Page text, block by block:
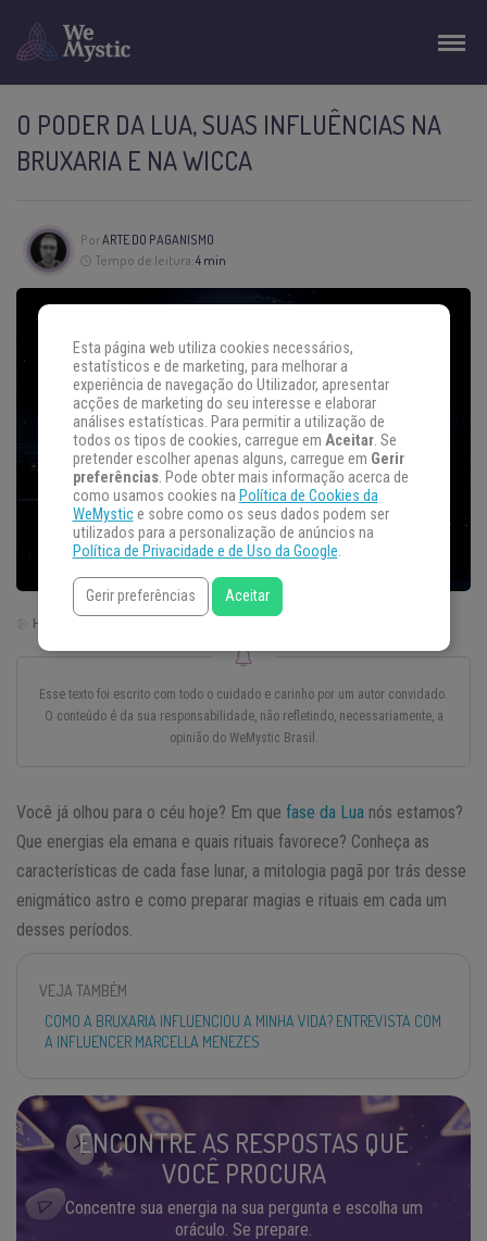
O PODER DA LUA, SUAS INFLUÊNCIAS NA
BRUXARIA E NA WICCA
PorARTE DO PAGANISMO
Tempo de leitura:4 min
Horário de Brasília | Brasil (GTM -3)
Esse texto foi escrito com todo o cuidado e carinho por um autor convidado.
O conteúdo é da sua responsabilidade, não refletindo, necessariamente, a
opinião do WeMystic Brasil.
Você já olhou para o céu hoje? Em que fase da Lua nós estamos?
Que energias ela emana e quais rituais favorece? Conheça as
características de cada fase lunar, a mitologia pagã por trás desse
enigmático astro e como preparar magias e rituais em cada um
desses períodos.
VEJA TAMBÉM
COMO A BRUXARIA INFLUENCIOU A MINHA VIDA? ENTREVISTA COM
A INFLUENCER MARCELLA MENEZES
ENCONTRE AS RESPOSTAS QUE
VOCÊ PROCURA
Concentre sua energia na sua pergunta e escolha um
oráculo. Se prepare.
Esta página web utiliza cookies necessários,
estatísticos e de marketing, para melhorar a
experiência de navegação do Utilizador, apresentar
acções de marketing do seu interesse e elaborar
análises estatísticas. Para permitir a utilização de
todos os tipos de cookies, carregue em Aceitar. Se
pretender escolher apenas alguns, carregue em Gerir
preferências. Pode obter mais informação acerca de
como usamos cookies na Política de Cookies da
WeMystice sobre como os seus dados podem ser
utilizados para a personalização de anúncios na
Política de Privacidade e de Uso da Google.
Gerir preferências Aceitar